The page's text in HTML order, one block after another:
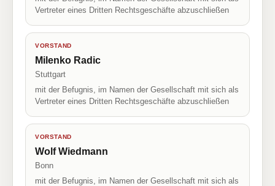
Vertreter eines Dritten Rechtsgeschäfte abzuschließen
VORSTAND
Milenko Radic
Stuttgart
mit der Befugnis, im Namen der Gesellschaft mit sich als
Vertreter eines Dritten Rechtsgeschäfte abzuschließen
VORSTAND
Wolf Wiedmann
Bonn
mit der Befugnis, im Namen der Gesellschaft mit sich als